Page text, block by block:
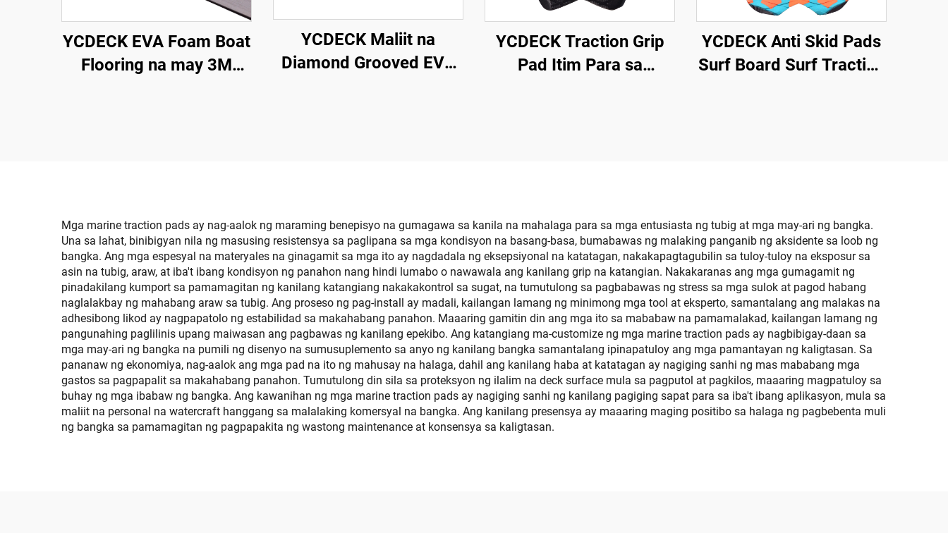
YCDECK EVA Foam Boat
Flooring na may 3M
Yacht Kayak Surfboard
YCDECK Maliit na
Diamond Grooved EVA
YCDECK Traction Grip
Pad Itim Para sa
YCDECK Anti Skid Pads
Surf Board Surf Traction
Mga marine traction pads ay nag-aalok ng maraming benepisyo na gumagawa sa kanila na mahalaga para sa mga entusiasta ng tubig at mga may-ari ng bangka.
Una sa lahat, binibigyan nila ng masusing resistensya sa paglipana sa mga kondisyon na basang-basa, bumabawas ng malaking panganib ng aksidente sa loob ng
bangka. Ang mga espesyal na materyales na ginagamit sa mga ito ay nagdadala ng eksepsiyonal na katatagan, nakakapagtagubilin sa tuloy-tuloy na eksposur sa
asin na tubig, araw, at iba't ibang kondisyon ng panahon nang hindi lumabo o nawawala ang kanilang grip na katangian. Nakakaranas ang mga gumagamit ng
pinadakilang kumport sa pamamagitan ng kanilang katangiang nakakakontrol sa sugat, na tumutulong sa pagbabawas ng stress sa mga sulok at pagod habang
naglalakbay ng mahabang araw sa tubig. Ang proseso ng pag-install ay madali, kailangan lamang ng minimong mga tool at eksperto, samantalang ang malakas na
adhesibong likod ay nagpapatolo ng estabilidad sa makahabang panahon. Maaaring gamitin din ang mga ito sa mababaw na pamamalakad, kailangan lamang ng
pangunahing paglilinis upang maiwasan ang pagbawas ng kanilang epekibo. Ang katangiang ma-customize ng mga marine traction pads ay nagbibigay-daan sa
mga may-ari ng bangka na pumili ng disenyo na sumusuplemento sa anyo ng kanilang bangka samantalang ipinapatuloy ang mga pamantayan ng kaligtasan. Sa
pananaw ng ekonomiya, nag-aalok ang mga pad na ito ng mahusay na halaga, dahil ang kanilang haba at katatagan ay nagiging sanhi ng mas mababang mga
gastos sa pagpapalit sa makahabang panahon. Tumutulong din sila sa proteksyon ng ilalim na deck surface mula sa pagputol at pagkilos, maaaring magpatuloy sa
buhay ng mga ibabaw ng bangka. Ang kawanihan ng mga marine traction pads ay nagiging sanhi ng kanilang pagiging sapat para sa iba't ibang aplikasyon, mula sa
maliit na personal na watercraft hanggang sa malalaking komersyal na bangka. Ang kanilang presensya ay maaaring maging positibo sa halaga ng pagbebenta muli
ng bangka sa pamamagitan ng pagpapakita ng wastong maintenance at konsensya sa kaligtasan.